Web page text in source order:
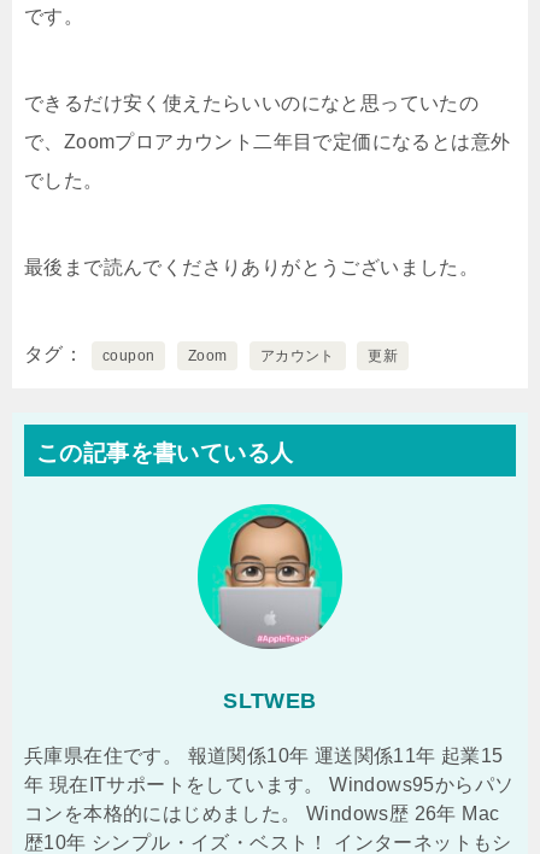
です。
できるだけ安く使えたらいいのになと思っていたの
で、Zoomプロアカウント二年目で定価になるとは意外
でした。
最後まで読んでくださりありがとうございました。
タグ coupon Zoom アカウント 更新
この記事を書いている人
SLTWEB
兵庫県在住です。 報道関係10年 運送関係11年 起業15
年 現在ITサポートをしています。 Windows95からパソ
コンを本格的にはじめました。 Windows歴 26年 Mac
歴10年 シンプル・イズ・ベスト！ インターネットもシ